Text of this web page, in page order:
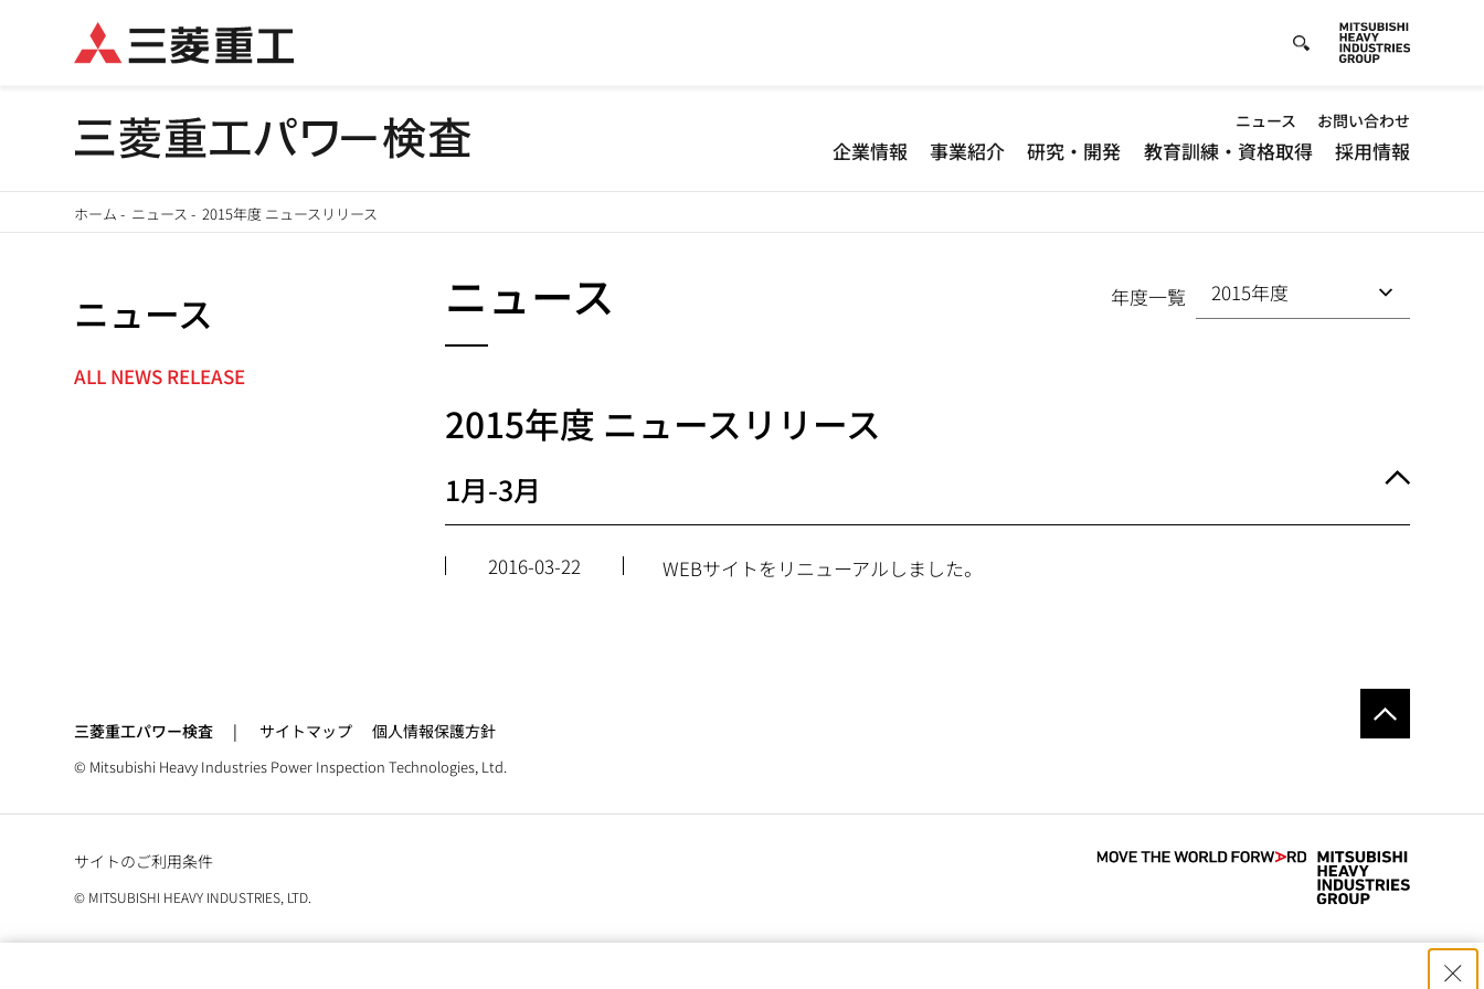
イ
Default
-
Header
menu
ニュース お問い合わせ
企業情報 事業紹介 研究・開発 教育訓練・資格取得 採用情報
ホーム - ニュース -2015年度 ニュースリリース
ニュース 年度一覧
2015年度 ニュースリリース
1月-3月
2016-03-22 WEBサイトをリニューアルしました。
ニュース
NEWS
ALL NEWS RELEASE
三菱重工パワー検査 サイトマップ 個人情報保護方針
© Mitsubishi Heavy Industries Power Inspection Technologies, Ltd.
サイトのご利用条件
© MITSUBISHI HEAVY INDUSTRIES, LTD.